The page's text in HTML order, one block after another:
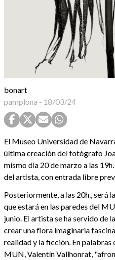
bonart
pamplona - 18/03/24
El Museo Universidad de
última creación del fotógrafo
mismo dia 20 de marzo a las
del artista, con entrada libre
Posteriormente, a las 20h., será
que estará en las paredes del
junio. El artista se ha servido de
crear una flora imaginaria
realidad y la ficción. En
MUN, Valentín Vallhonrat,